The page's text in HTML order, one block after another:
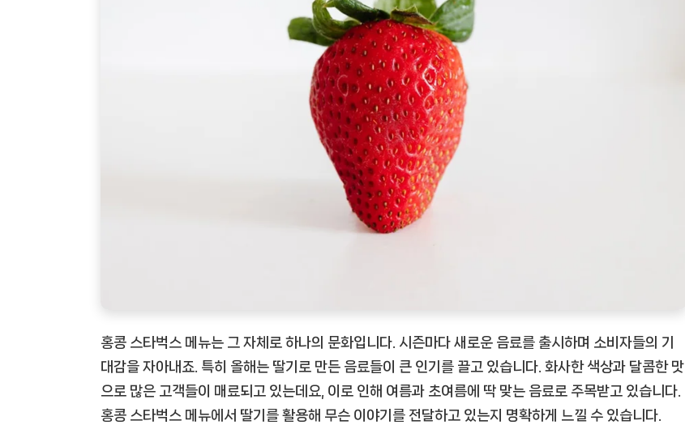
홍콩 스타벅스 메뉴는 그 자체로 하나의 문화입니다. 시즌마다 새로운 음료를 출시하며 소비자들의 기
대감을 자아내죠. 특히 올해는 딸기로 만든 음료들이 큰 인기를 끌고 있습니다. 화사한 색상과 달콤한 맛
으로 많은 고객들이 매료되고 있는데요, 이로 인해 여름과 초여름에 딱 맞는 음료로 주목받고 있습니다.
홍콩 스타벅스 메뉴에서 딸기를 활용해 무슨 이야기를 전달하고 있는지 명확하게 느낄 수 있습니다.